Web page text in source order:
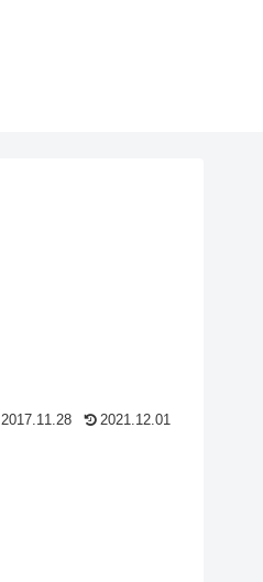
2017.11.28 2021.12.01